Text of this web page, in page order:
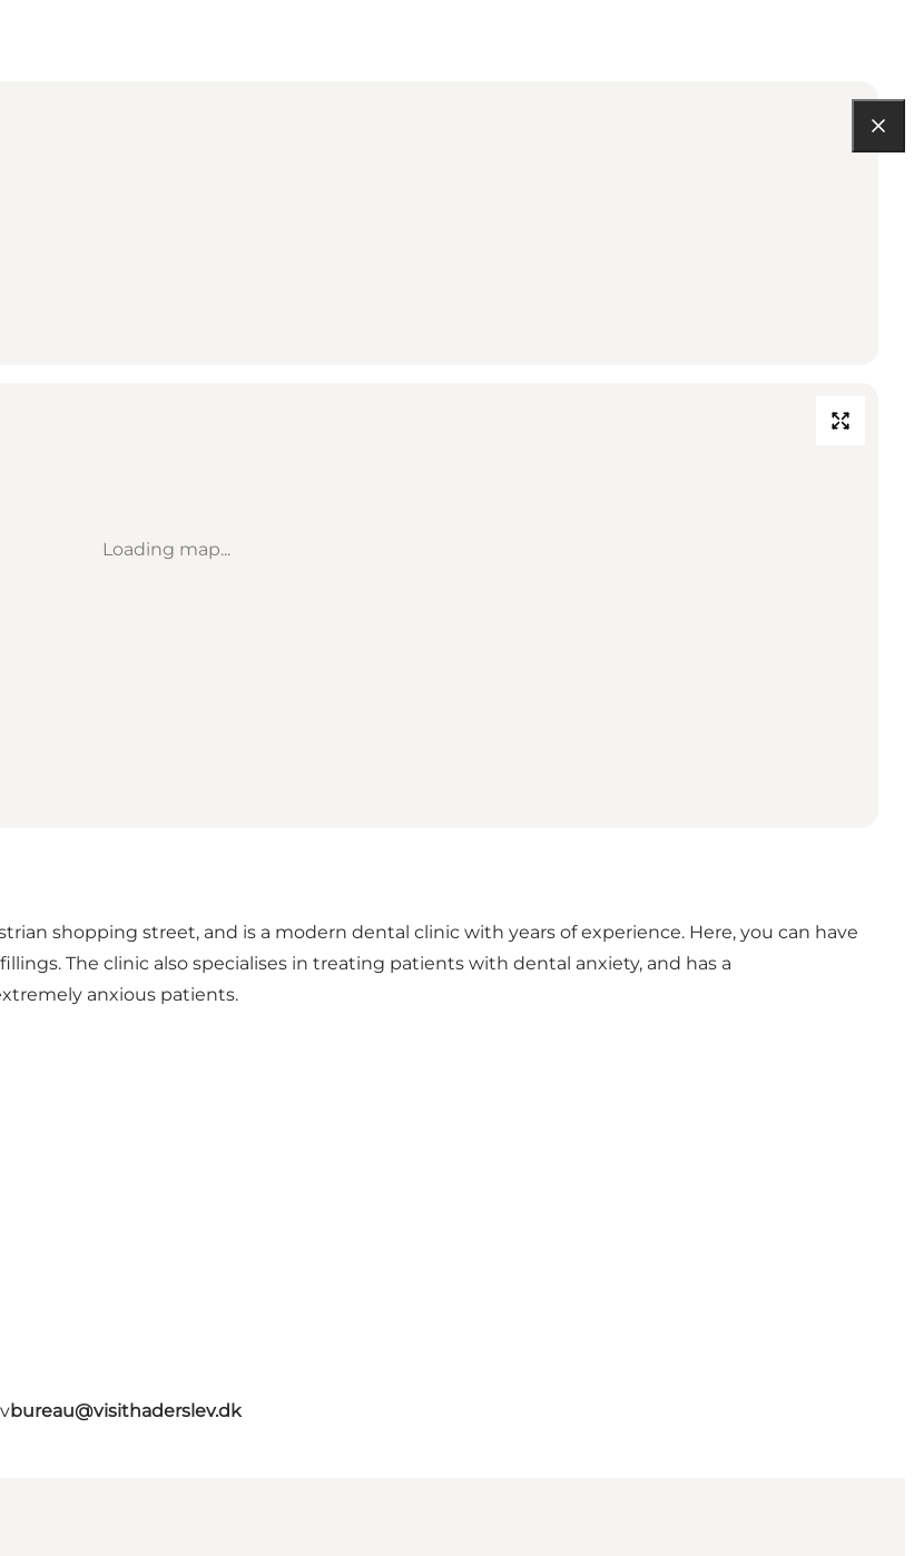
Loading map...
shopping street, and is a modern dental clinic with years of experience. Here, you can have
The clinic also specialises in treating patients with dental anxiety, and has a
anxious patients.
bureau@visithaderslev.dk